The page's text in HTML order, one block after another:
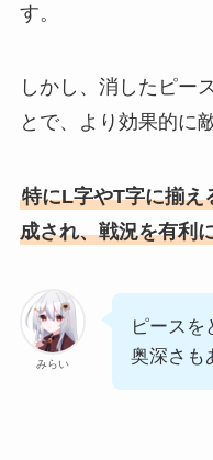
す。
しかし、消したピー
とで、より効果的に
特にL字やT字に揃え
成され、戦況を有利
みらい
ピースを
奥深さも